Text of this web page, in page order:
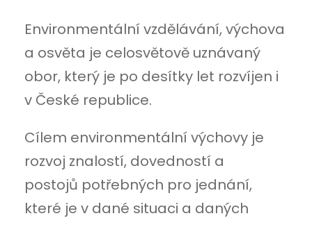
Environmentální vzdělávání, výchova
a osvěta je celosvětově uznávaný
obor, který je po desítky let rozvíjen i
v České republice.
Cílem environmentální výchovy je
rozvoj znalostí, dovedností a
postojů potřebných pro jednání,
které je v dané situaci a daných